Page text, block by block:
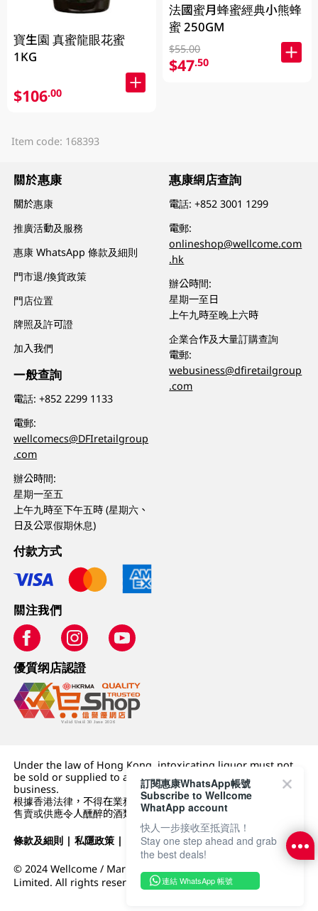
寶生園 真蜜龍眼花蜜
1KG
$106.00
法國蜜月蜂蜜經典小熊蜂
蜜 250GM
$55.00
$47.50
Item code: 168393
關於惠康
關於惠康
推廣活動及服務
惠康 WhatsApp 條款及細則
門市退/換貨政策
門店位置
牌照及許可證
加入我們
一般查詢
電話:+852 2299 1133
電郵:
wellcomecs@DFIretailgroup
.com
辦公時間:
星期一至五
上午九時至下午五時 (星期六、
日及公眾假期休息)
惠康網店查詢
電話:+852 3001 1299
電郵:
onlineshop@wellcome.com
.hk
辦公時間:
星期一至日
上午九時至晚上六時
企業合作及大量訂購查詢
電郵:
webusiness@dfiretailgroup
.com
付款方式
關注我們
優質纲店認證
Under the law of Hong Kong, intoxicating liquor must not
be sold or supplied to a minor (under 18) in the course of
business.
根據香港法律，不得在業務過程中，向未成年人 (18 歲以下人士)
售賣或供應令人醺醉的酒類。
條款及細則 |私隱政策 | DFI零售集團
© 2024 Wellcome / Market Place. The Dairy Farm Company
Limited. All rights reserved.
訂閱惠康WhatsApp帳號
Subscribe to Wellcome
WhatApp account
快人一步接收至抵資訊！
Stay one step ahead and grab
the best deals!
連結 WhatsApp 帳號